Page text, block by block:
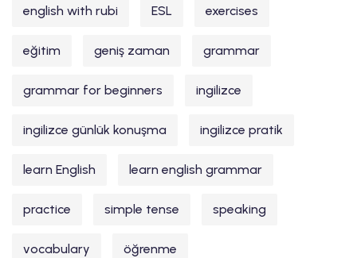
english with rubi ESL exercises
eğitim geniş zaman grammar
grammar for beginners ingilizce
ingilizce günlük konuşma ingilizce pratik
learn English learn english grammar
practice simple tense speaking
vocabulary öğrenme